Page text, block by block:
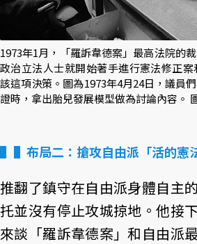
1973年1月，「羅訴韋德案」最高法院的
政治立法人士就開始著手進行憲法修正
該這項決策。圖為1973年4月24日，議員
證時，拿出胎兒發展模型做為討論內容。
▌布局二：搶攻自由派「活的憲
推翻了鎮守在自由派身體自主
托並沒有停止攻城掠地。他接
來談「羅訴韋德案」和自由派